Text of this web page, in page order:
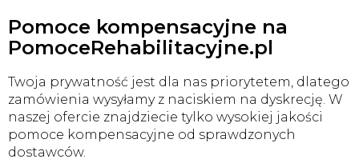
Pomoce kompensacyjne na
PomoceRehabilitacyjne.pl
Twoja prywatność jest dla nas priorytetem, dlatego
zamówienia wysyłamy z naciskiem na dyskrecję. W
naszej ofercie znajdziecie tylko wysokiej jakości
pomoce kompensacyjne od sprawdzonych
dostawców.